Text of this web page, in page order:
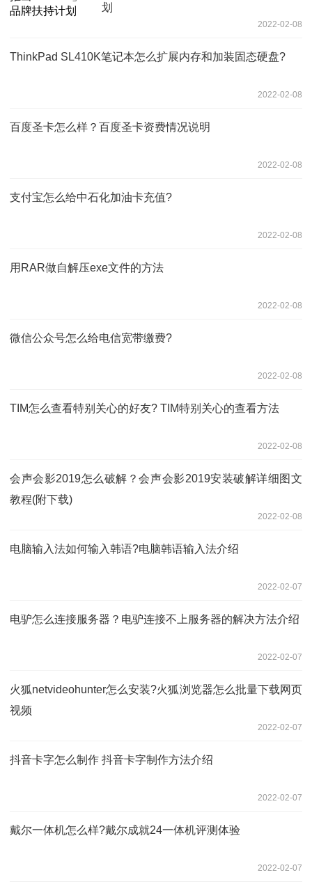
划
2022-02-08
ThinkPad SL410K笔记本怎么扩展内存和加装固态硬盘?
2022-02-08
百度圣卡怎么样？百度圣卡资费情况说明
2022-02-08
支付宝怎么给中石化加油卡充值?
2022-02-08
用RAR做自解压exe文件的方法
2022-02-08
微信公众号怎么给电信宽带缴费?
2022-02-08
TIM怎么查看特别关心的好友? TIM特别关心的查看方法
2022-02-08
会声会影2019怎么破解？会声会影2019安装破解详细图文
教程(附下载)
2022-02-08
电脑输入法如何输入韩语?电脑韩语输入法介绍
2022-02-07
电驴怎么连接服务器？电驴连接不上服务器的解决方法介绍
2022-02-07
火狐netvideohunter怎么安装?火狐浏览器怎么批量下载网页
视频
2022-02-07
抖音卡字怎么制作 抖音卡字制作方法介绍
2022-02-07
戴尔一体机怎么样?戴尔成就24一体机评测体验
2022-02-07